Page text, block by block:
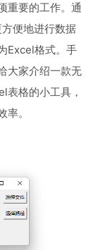
重要的工作。通
便地进行数据
Excel格式。手
大家介绍一款无
表格的小工具，
。